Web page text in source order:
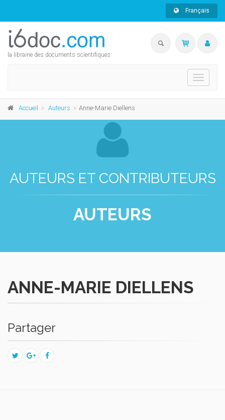
Français
la librairie des documents scientifiques
Toggle
Accueil Auteurs Anne-Marie Diellens
AUTEURS ET CONTRIBUTEURS
AUTEURS
ANNE-MARIE DIELLENS
Partager